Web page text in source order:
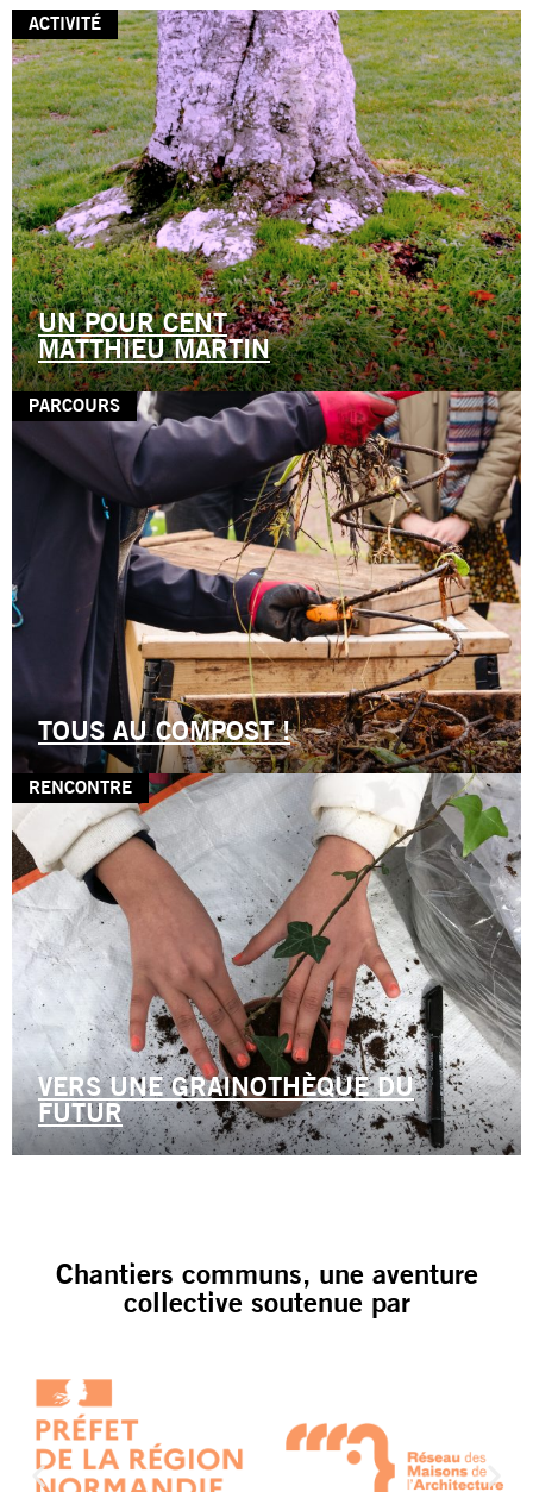
ACTIVITÉ
UN POUR CENT
MATTHIEU MARTIN
PARCOURS
TOUS AU COMPOST !
RENCONTRE
VERS UNE GRAINOTHÈQUE DU
FUTUR
Chantiers communs, une aventure
collective soutenue par